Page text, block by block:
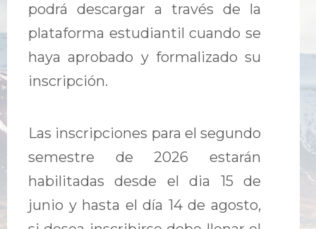
podrá descargar a través de la
plataforma estudiantil cuando se
haya aprobado y formalizado su
inscripción.
Las inscripciones para el segundo
semestre de 2026 estarán
habilitadas desde el dia 15 de
junio y hasta el día 14 de agosto,